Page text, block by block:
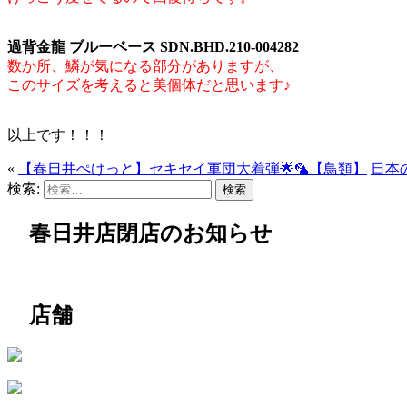
過背金龍 ブルーベース SDN.BHD.210-004282
数か所、鱗が気になる部分がありますが、
このサイズを考えると美個体だと思います♪
以上です！！！
« 【春日井ぺけっと】セキセイ軍団大着弾🌟🦜【鳥類】 日本
検索:
春日井店閉店のお知らせ
店舗